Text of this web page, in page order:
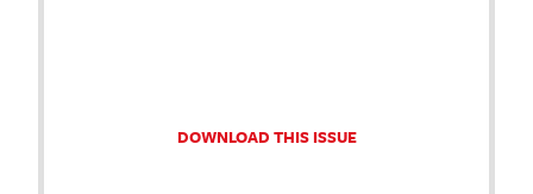
DOWNLOAD THIS ISSUE